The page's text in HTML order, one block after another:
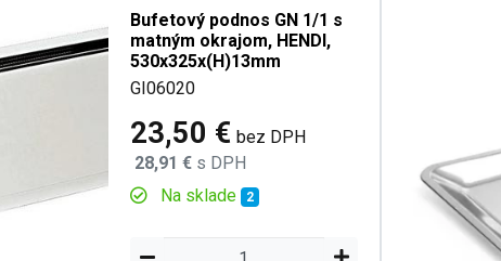
Bufetový podnos GN 1/1 s
matným okrajom, HENDI,
530x325x(H)13mm
GI06020
23,50 € bez DPH
28,91 € s DPH
Na sklade 2